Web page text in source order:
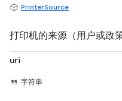
PrinterSource
打印机的来源（用户或政
uri
字符串